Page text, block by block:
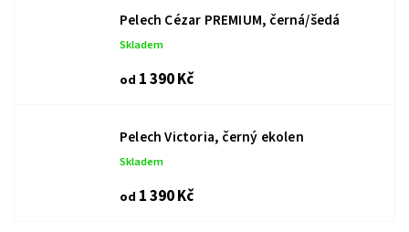
Pelech Cézar PREMIUM, černá/šedá
Skladem
od 1 390 Kč
Pelech Victoria, černý ekolen
Skladem
od 1 390 Kč